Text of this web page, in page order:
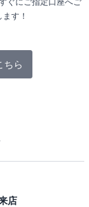
す！
ちら
店